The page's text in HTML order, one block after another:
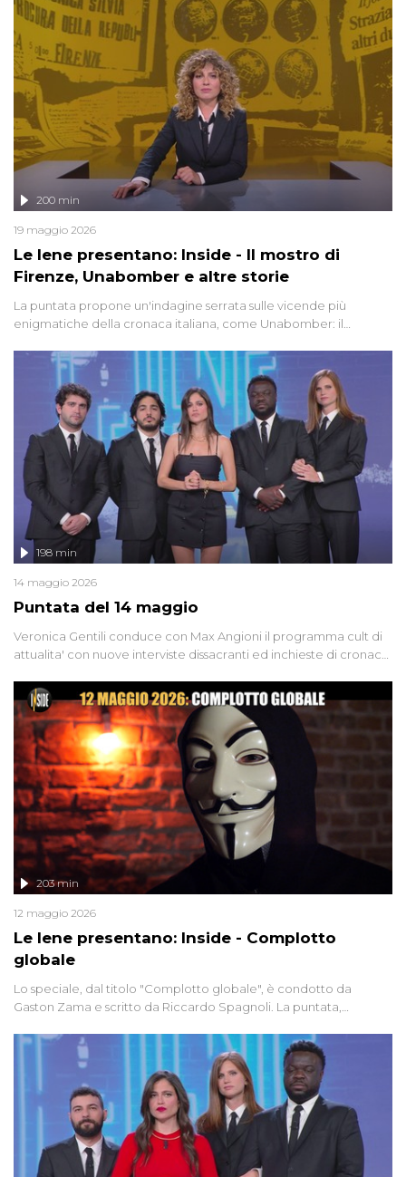
Le Iene presentano: Inside - Il mostro di
Firenze, Unabomber e altre storie
200 min
19 maggio 2026
La puntata propone un'indagine serrata sulle vicende più
enigmatiche della cronaca italiana, come Unabomber: il
'90 e il 2000 che, inquietantemente, potrebbe essere ancora in
libertà. Lo speciale affronta inoltre le zone d'ombra sul Mostro di
Firenze, le cui responsabilità appaiono ancora oggi avvolte in un
groviglio di dubbi mai chiariti. Nel corso dello speciale anche
l'intervista inedita a Olindo Romano, realizzata ne...
Puntata del 14 maggio
198 min
14 maggio 2026
Veronica Gentili conduce con Max Angioni il programma cult di
attualita' con nuove interviste dissacranti ed inchieste di cronaca
Le Iene presentano: Inside - Complotto
globale
203 min
12 maggio 2026
Lo speciale, dal titolo "Complotto globale", è condotto da
Gaston Zama e scritto da Riccardo Spagnoli. La puntata,
racconta l'universo delle narrazioni alternative, dei sospetti
globali e del complottismo che negli ultimi anni hanno invaso
social network, talk show, piazze digitali e immaginario collettivo.